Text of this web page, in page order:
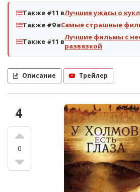
Также #11 вЛучшие ужасы о
Также #9 вСамые страшные
Также #11 вЛучшие фильмы с
развязкой
Описание Трейлер
4
0